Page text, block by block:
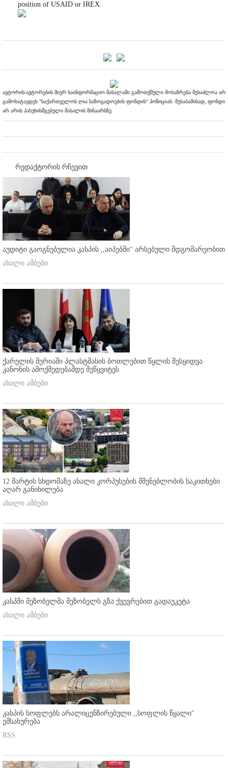
position of USAID or IREX.
ავტორის/ავტორების მიერ საინფორმაციო მასალაში გამოთქმული მოსაზრება შესაძლოა არ
გამოხატავდეს "საქართველოს ღია საზოგადოების ფონდის" პოზიციას. შესაბამისად, ფონდი
არ არის პასუხისმგებელი მასალის შინაარსზე.
რედაქტორის რჩევით
აუდიტი გაოგნებულია კასპის ,,აიპებში'' არსებული მდგომარეობით
ახალი ამბები
ქარელის მერიაში პლასტმასის ბოთლებით წყლის შესყიდვა
კანონის ამოქმედებამდე შეწყვიტეს
ახალი ამბები
12 მარტის სხდომაზე ახალი კორპუსების მშენებლობის საკითხები
აღარ განიხილება
ახალი ამბები
კასპში მეზობელმა მეზობელს გზა ქვევრებით გადაუკეტა
ახალი ამბები
კასპის სოფლებს არალიცენზირებული ,,სოფლის წყალი"
ემსახურება
RSS